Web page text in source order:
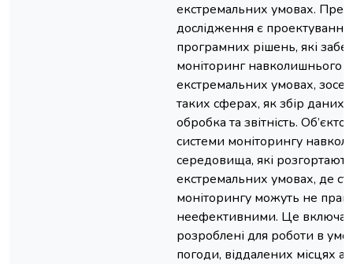
екстремальних умовах.
дослідження є
програмних рішень, які
моніторинг навколишнього
екстремальних умовах,
таких сферах, як збір даних
обробка та звітність.
системи моніторингу
середовища, які
екстремальних умовах, де
моніторингу можуть не
неефективними. Це включає
розроблені для роботи в
погоди, віддалених місцях